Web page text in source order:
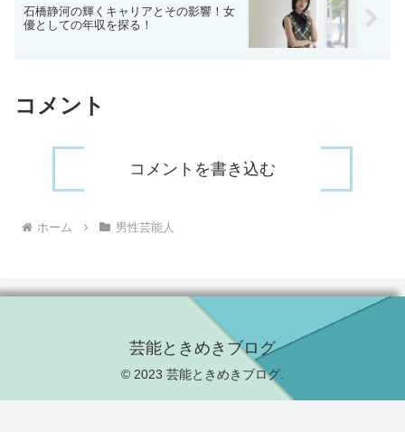
石橋静河の輝くキャリアとその影響！女
優としての年収を探る！
コメント
コメントを書き込む
ホーム 男性芸能人
芸能ときめきブログ
© 2023 芸能ときめきブログ.